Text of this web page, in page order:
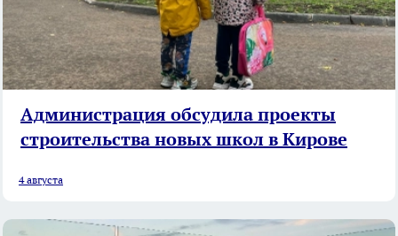
Администрация обсудила проекты
строительства новых школ в Кирове
4 августа